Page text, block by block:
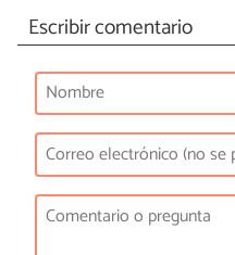
Escribir comentario